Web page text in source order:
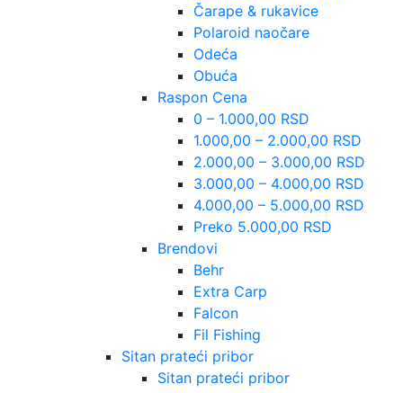
Čarape & rukavice
Polaroid naočare
Odeća
Obuća
Raspon Cena
0 – 1.000,00 RSD
1.000,00 – 2.000,00 RSD
2.000,00 – 3.000,00 RSD
3.000,00 – 4.000,00 RSD
4.000,00 – 5.000,00 RSD
Preko 5.000,00 RSD
Brendovi
Behr
Extra Carp
Falcon
Fil Fishing
Sitan prateći pribor
Sitan prateći pribor